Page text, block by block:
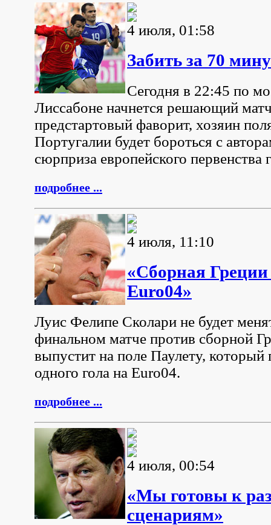
4 июля, 01:58
Забить за 70
Сегодня в 22:45 по
Лиссабоне начнется решающий
предстартовый фаворит, хозяин
Португалии будет бороться с
сюрприза европейского первенства
подробнее ...
4 июля, 11:10
«Сборная
Euro04»
Луис Фелипе Сколари не будет
финальном матче против сборной
выпустит на поле Паулету, который
одного гола на Euro04.
подробнее ...
4 июля, 00:54
«Мы готовы к
сценариям»